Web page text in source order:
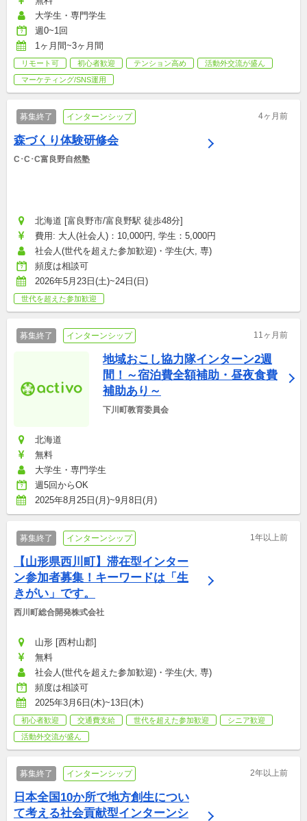
大学生・専門学生
週0~1回
1ヶ月間~3ヶ月間
リモート可 初心者歓迎 テンション高め
活動外交流が盛ん
マーケティング/SNS運用
募集終了 インターンシップ 4ヶ月前
森づくり体験研修会
C･C･C富良野自然塾
北海道 [富良野市/富良野駅 徒歩48分]
費用: 大人(社会人)：10,000円, 学生：5,000円
社会人(世代を超えた参加歓迎)・学生(大, 専)
頻度は相談可
2026年5月23日(土)~24日(日)
世代を超えた参加歓迎
募集終了 インターンシップ 11ヶ月前
地域おこし協力隊インターン2週
間！～宿泊費全額補助・昼夜食費
補助あり～
下川町教育委員会
北海道
無料
大学生・専門学生
週5回からOK
2025年8月25日(月)~9月8日(月)
募集終了 インターンシップ 1年以上前
【山形県西川町】滞在型インター
ン参加者募集！キーワードは「生
きがい」です。
西川町総合開発株式会社
山形 [西村山郡]
無料
社会人(世代を超えた参加歓迎)・学生(大, 専)
頻度は相談可
2025年3月6日(木)~13日(木)
初心者歓迎 交通費支給 世代を超えた参加歓迎
シニア歓迎
活動外交流が盛ん
募集終了 インターンシップ 2年以上前
日本全国10か所で地方創生につい
て考える社会貢献型インターンシ